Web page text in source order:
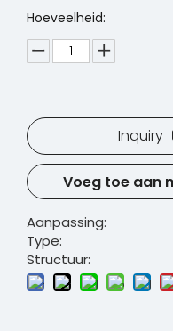
Hoeveelheid:
Inquiry
Voeg toe aan
Aanpassing:
Type:
Structuur: